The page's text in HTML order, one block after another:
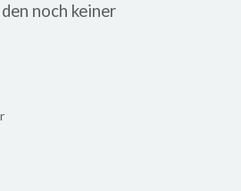
noch keiner